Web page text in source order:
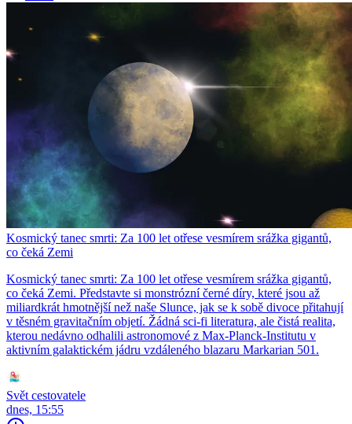
Kosmický tanec smrti: Za 100 let otřese vesmírem srážka gigantů,
co čeká Zemi
Kosmický tanec smrti: Za 100 let otřese vesmírem srážka gigantů,
co čeká Zemi. Představte si monstrózní černé díry, které jsou až
miliardkrát hmotnější než naše Slunce, jak se k sobě divoce přitahují
v těsném gravitačním objetí. Žádná sci-fi literatura, ale čistá realita,
kterou nedávno odhalili astronomové z Max-Planck-Institutu v
aktivním galaktickém jádru vzdáleného blazaru Markarian 501.
Svět cestovatele
dnes, 15:55